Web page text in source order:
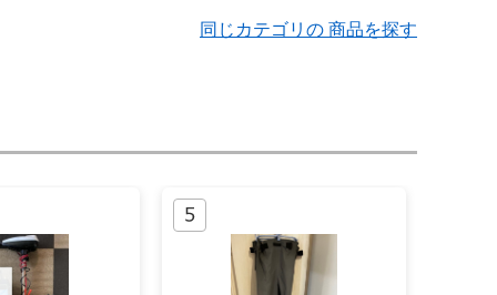
同じカテゴリの 商品を探す